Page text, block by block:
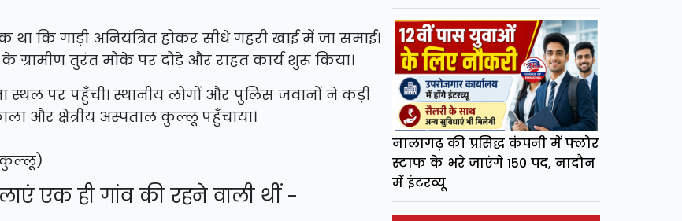
था कि गाड़ी अनियंत्रित होकर सीधे गहरी खाई में जा समाई।
तुरंत मौके पर दौड़े और राहत कार्य शुरू किया।
पर पहुँची। स्थानीय लोगों और पुलिस जवानों ने कड़ी
और क्षेत्रीय अस्पताल कुल्लू पहुँचाया।
कुल्लू)
एक ही गांव की रहने वाली थीं -
नालागढ़ की प्रसिद्ध कंपनी में फ्लोर
स्टाफ के भरे जाएंगे 150 पद, नादौन
में इंटरव्यू